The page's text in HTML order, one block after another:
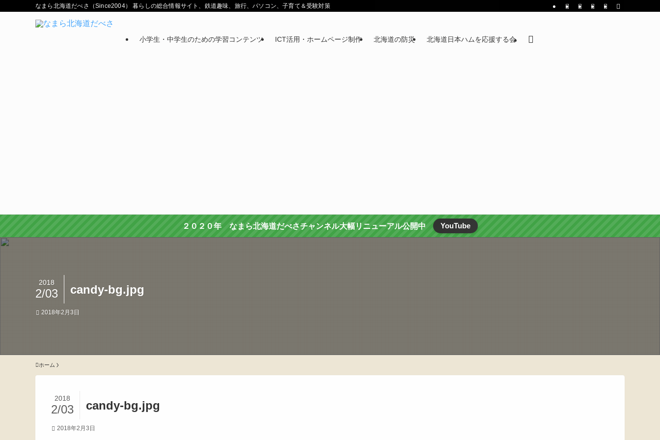
なまら北海道だべさ（Since2004） 暮らしの総合情報サイト、鉄道趣味、旅行、パソコン、子育て＆受験対策
小学生・中学生のための学習コンテンツ ICT活用・ホームページ制作 北海道の防災 北海道日本ハムを応援する会
２０２０年 なまら北海道だべさチャンネル大幅リニューアル公開中 YouTube
candy-bg.jpg
2018
2/03
2018年2月3日
ホーム
candy-bg.jpg
2018
2/03
2018年2月3日